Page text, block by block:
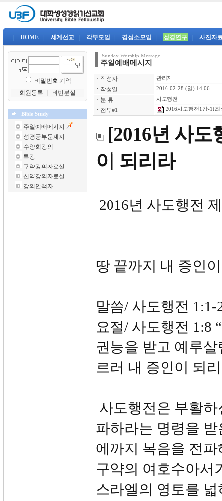
HOME 세계선교 각부모임 경성소모임 성경연구 사진자
비밀번호 기억
회원등록
비번분실
Bible Study
주일예배메시지
성경공부문제지
수양회강의
특강
구약강의자료실
신약강의자료실
강의안책자
Sunday Worship Message
주일예배메시지
ㆍ 작성자 관리자
ㆍ 작성일 2016-02-28 (일) 14:06
ㆍ 분 류 사도행전
ㆍ 첨부#1 2016사도행전1강-1(최
[2016년 사도
이 되리라
2016년
땅 끝까지 내 증인
말씀/ 사도행전 1:1-
요절/ 사도행전 1:8
권능을 받고 예루
르러 내 증인이 되
사도행전은 부활
파하라는 명령을
에까지 복음을 전
구약의 여호수아서
스라엘의 영토를